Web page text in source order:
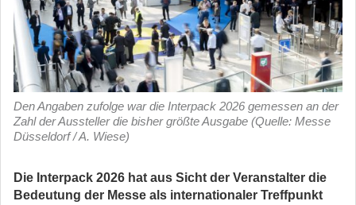
Den Angaben zufolge war die Interpack 2026 gemessen an der
Zahl der Aussteller die bisher größte Ausgabe (Quelle: Messe
Düsseldorf / A. Wiese)
Die Interpack 2026 hat aus Sicht der Veranstalter die
Bedeutung der Messe als internationaler Treffpunkt